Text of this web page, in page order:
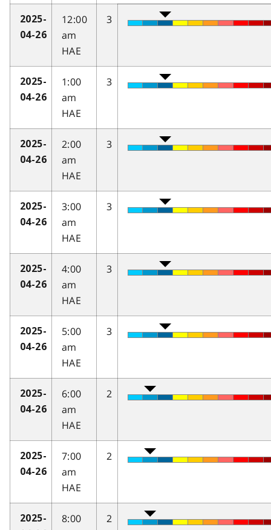
2025-
04-26
12:00
am
HAE
3
2025-
04-26
1:00
am
HAE
3
2025-
04-26
2:00
am
HAE
3
2025-
04-26
3:00
am
HAE
3
2025-
04-26
4:00
am
HAE
3
2025-
04-26
5:00
am
HAE
3
2025-
04-26
6:00
am
HAE
2
2025-
04-26
7:00
am
HAE
2
2025-
8:00
2